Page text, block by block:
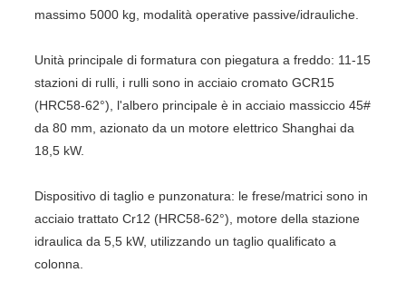
massimo 5000 kg, modalità operative passive/idrauliche.
Unità principale di formatura con piegatura a freddo: 11-15
stazioni di rulli, i rulli sono in acciaio cromato GCR15
(HRC58-62°), l'albero principale è in acciaio massiccio 45#
da 80 mm, azionato da un motore elettrico Shanghai da
18,5 kW.
Dispositivo di taglio e punzonatura: le frese/matrici sono in
acciaio trattato Cr12 (HRC58-62°), motore della stazione
idraulica da 5,5 kW, utilizzando un taglio qualificato a
colonna.